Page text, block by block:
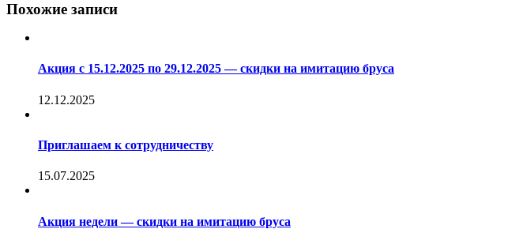
Похожие записи
Акция с 15.12.2025 по 29.12.2025 — скидки на имитацию бруса
12.12.2025
Приглашаем к сотрудничеству
15.07.2025
Акция недели — скидки на имитацию бруса